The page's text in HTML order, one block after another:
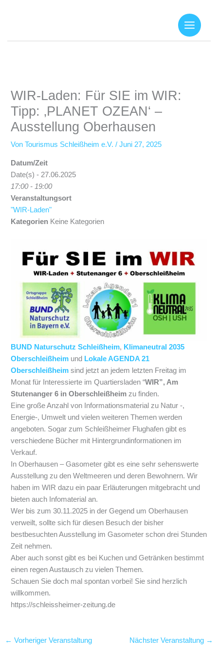
WIR-Laden: Für SIE im WIR:
Tipp: ‚PLANET OZEAN‘ –
Ausstellung Oberhausen
VonTourismus Schleißheim e.V./Juni 27, 2025
Datum/Zeit
Date(s) - 27.06.2025
17:00 - 19:00
Veranstaltungsort
"WIR-Laden"
Kategorien Keine Kategorien
BUND Naturschutz Schleißheim, Klimaneutral 2035
Oberschleißheim und Lokale AGENDA 21
Oberschleißheim sind jetzt an jedem letzten Freitag im
Monat für Interessierte im Quartiersladen “WIR”, Am
Stutenanger 6 in Oberschleißheim zu finden.
Eine große Anzahl von Informationsmaterial zu Natur -,
Energie‑, Umwelt und vielen weiteren Themen werden
angeboten. Sogar zum Schleißheimer Flughafen gibt es
verschiedene Bücher mit Hintergrundinformationen im
Verkauf.
In Oberhausen – Gasometer gibt es eine sehr sehenswerte
Ausstellung zu den Weltmeeren und deren Bewohnern. Wir
haben im WIR dazu ein paar Erläuterungen mitgebracht und
bieten auch Infomaterial an.
Wer bis zum 30.11.2025 in der Gegend um Oberhausen
verweilt, sollte sich für diesen Besuch der bisher
bestbesuchten Ausstellung im Gasometer schon drei Stunden
Zeit nehmen.
Aber auch sonst gibt es bei Kuchen und Getränken bestimmt
einen regen Austausch zu vielen Themen.
Schauen Sie doch mal spontan vorbei! Sie sind herzlich
willkommen.
https://schleissheimer-zeitung.de
← Vorheriger Veranstaltung Nächster Veranstaltung →